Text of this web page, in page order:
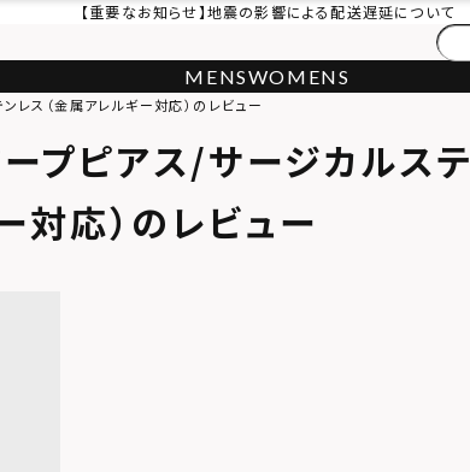
【重要なお知らせ】地震の影響による配送遅延について
MENSWOMENS
レス（金属アレルギー対応）のレビュー
プピアス/サージカルステ
対応）のレビュー